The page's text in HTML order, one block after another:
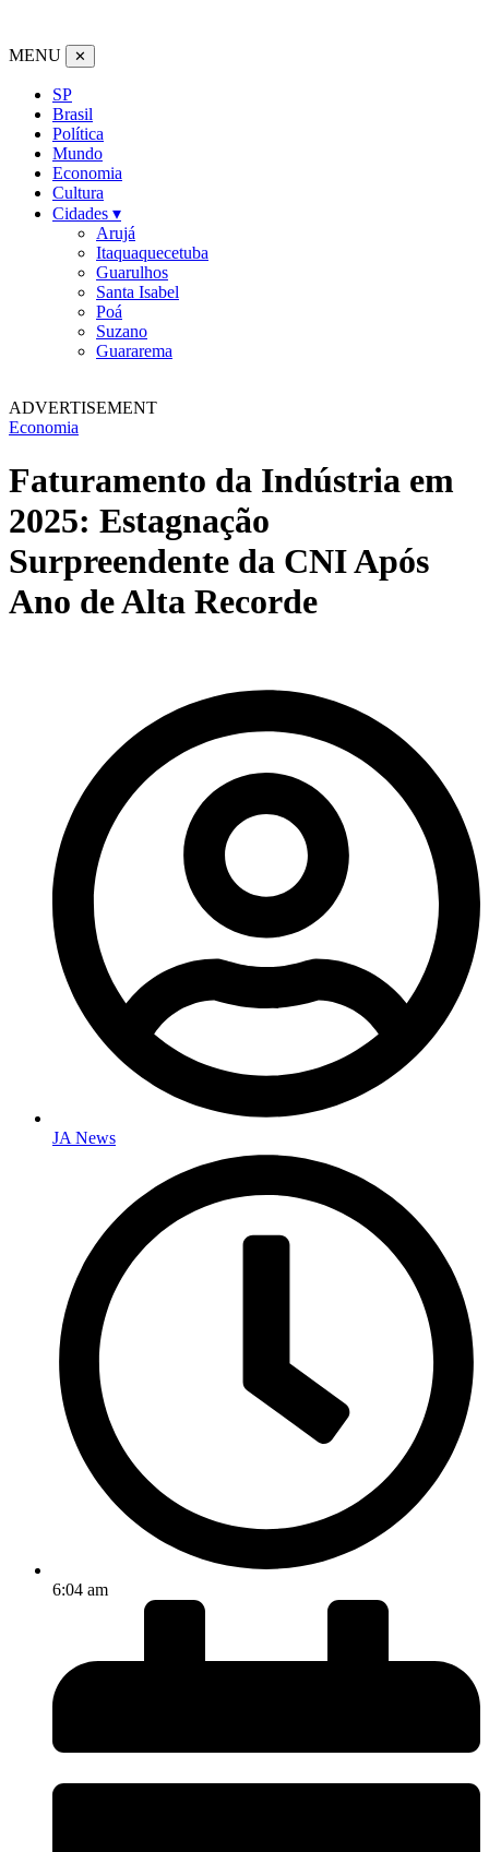
MENU ✕
SP
Brasil
Política
Mundo
Economia
Cultura
Cidades ▾
Arujá
Itaquaquecetuba
Guarulhos
Santa Isabel
Poá
Suzano
Guararema
ADVERTISEMENT
Economia
Faturamento da Indústria em
2025: Estagnação
Surpreendente da CNI Após
Ano de Alta Recorde
JA News
6:04 am